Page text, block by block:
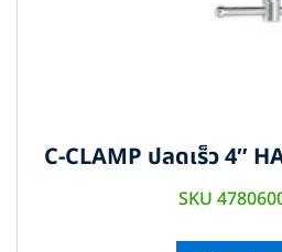
C-CLAMP ปลดเร็ว 4″
SKU